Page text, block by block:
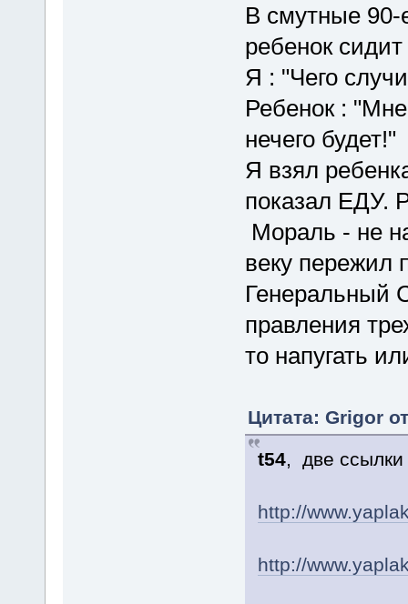
В смутные 90-
ребенок
Я : "Чего
Ребенок :
нечего будет!"
Я взял
показал ЕДУ.
Мораль - не
веку пережил
Генеральный
правления
то напугать
Цитата: Grigor
t54, две ссылки
http://
http://